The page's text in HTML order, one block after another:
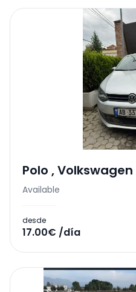
Polo ,Volkswagen
Available
desde
17.00€ /día